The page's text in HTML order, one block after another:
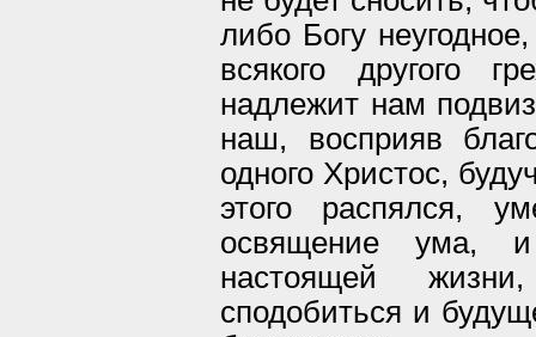
либо Богу
всякого другого
надлежит нам
наш, восприяв
одного Христос,
этого распялся,
освящение ума,
настоящей
сподобиться и